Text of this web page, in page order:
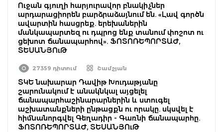
Ուջան գյուղի հարյուրավոր բնակիչներ
արդարացիորեն բարձրաձայնում են. «Լավ գործն
ավարտին հասցրեք. երեխաներին
մանկապարտեզ ու դպրոց ենք տանում փոշոտ ու
ցեխոտ ճանապարհով». ՖՈՏՈՌԵՊՈՐՏԱԺ,
ՏԵՍԱՆՅՈւԹ
27359 դիտում Շամշյան
ՏԿԵ նախարար Դավիթ Խուդաթյանը
շարունակում է անակնկալ այցելել
ճանապարհաշինարարներին և ստուգել
աշխատանքների ընթացքն ու որակը. սկսվել է
հիմնանորգվել Գեղադիր - Գառնի ճանապարհը.
ՖՈՏՈՌԵՊՈՐՏԱԺ, ՏԵՍԱՆՅՈւԹ